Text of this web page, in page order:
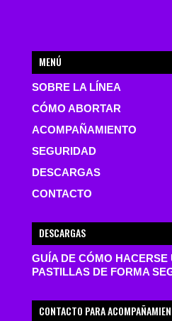
MENÚ
SOBRE LA LÍNEA
CÓMO ABORTAR
ACOMPAÑAMIENTO
SEGURIDAD
DESCARGAS
CONTACTO
DESCARGAS
GUÍA DE CÓMO HACERSE
PASTILLAS DE FORMA
CONTACTO PARA